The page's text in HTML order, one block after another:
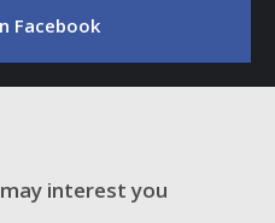
Facebook
interest you